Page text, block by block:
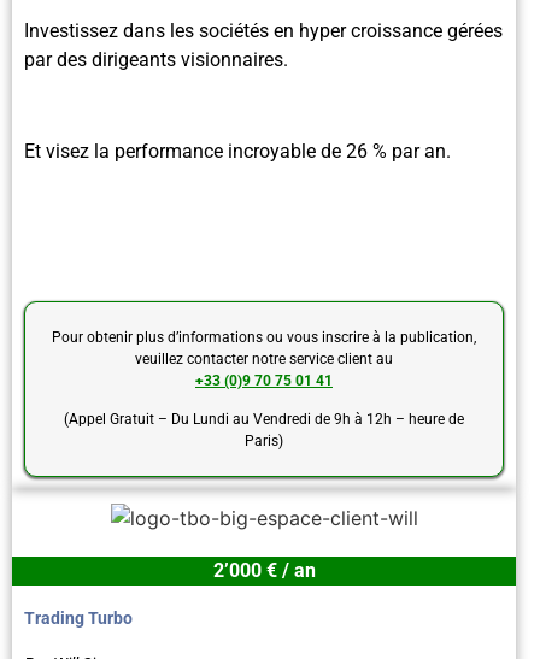
Investissez dans les sociétés en hyper croissance gérées
par des dirigeants visionnaires.
Et visez la performance incroyable de 26 % par an.
Pour obtenir plus d’informations ou vous inscrire à la publication,
veuillez contacter notre service client au
+33 (0)9 70 75 01 41
(Appel Gratuit – Du Lundi au Vendredi de 9h à 12h – heure de
Paris)
2’000 € / an
Trading Turbo